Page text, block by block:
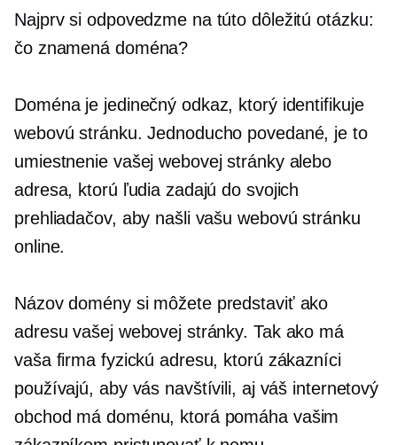
Najprv si odpovedzme na túto dôležitú otázku:
čo znamená doména?
Doména je jedinečný odkaz, ktorý identifikuje
webovú stránku. Jednoducho povedané, je to
umiestnenie vašej webovej stránky alebo
adresa, ktorú ľudia zadajú do svojich
prehliadačov, aby našli vašu webovú stránku
online.
Názov domény si môžete predstaviť ako
adresu vašej webovej stránky. Tak ako má
vaša firma fyzickú adresu, ktorú zákazníci
používajú, aby vás navštívili, aj váš internetový
obchod má doménu, ktorá pomáha vašim